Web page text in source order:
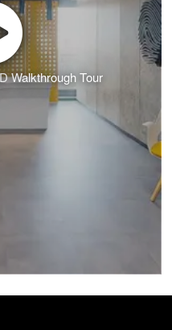
Walkthrough Tour